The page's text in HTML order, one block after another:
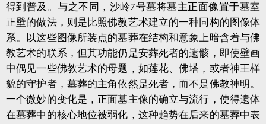
得到普及。与之不同，沙岭7号墓将墓主正面像置于墓室
正壁的做法，则是比照佛教艺术建立的一种同构的图像体
系。以这些图像所装点的墓葬在结构和意象上暗含着与佛
教艺术的联系，但其功能仍是安葬死者的遗骸，即使壁画
中偶见一些佛教艺术的母题，如莲花、佛塔，或者神王样
貌的守护者，墓葬的主角依然是死者，而不是佛教神明。
一个微妙的变化是，正面墓主像的确立与流行，使得遗体
在墓葬中的核心地位被弱化，这种趋势在后来的墓葬中表